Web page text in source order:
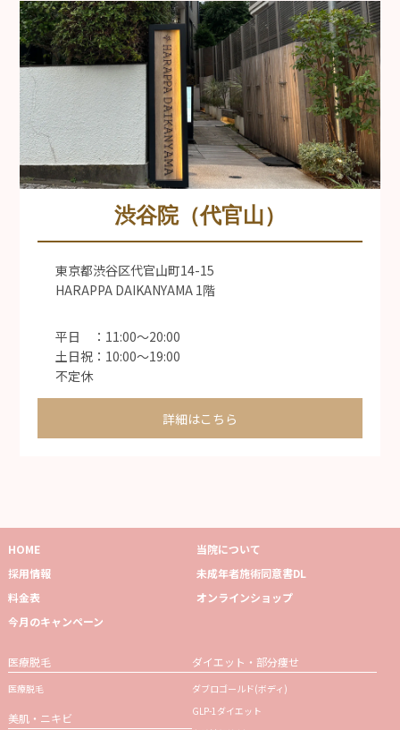
渋谷院（代官山）
東京都渋谷区代官山町14-15
HARAPPA DAIKANYAMA 1階
平日 ：11:00〜20:00
土日祝：10:00〜19:00
不定休
詳細はこちら
HOME
当院について
採用情報
未成年者施術同意書DL
料金表
オンラインショップ
今月のキャンペーン
医療脱毛
医療脱毛
美肌・ニキビ
ダイエット・部分痩せ
ダブロゴールド(ボディ)
GLP-1ダイエット